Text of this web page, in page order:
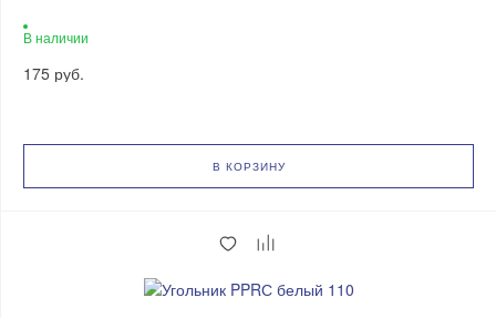
В наличии
175 руб.
В КОРЗИНУ